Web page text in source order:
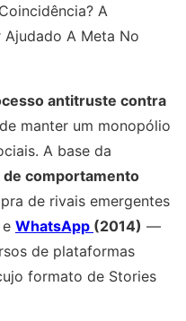
A
A Meta No
antitruste contra
manter um monopólio
A base da
de comportamento
de rivais emergentes
e WhatsApp (2014) —
de plataformas
formato de Stories